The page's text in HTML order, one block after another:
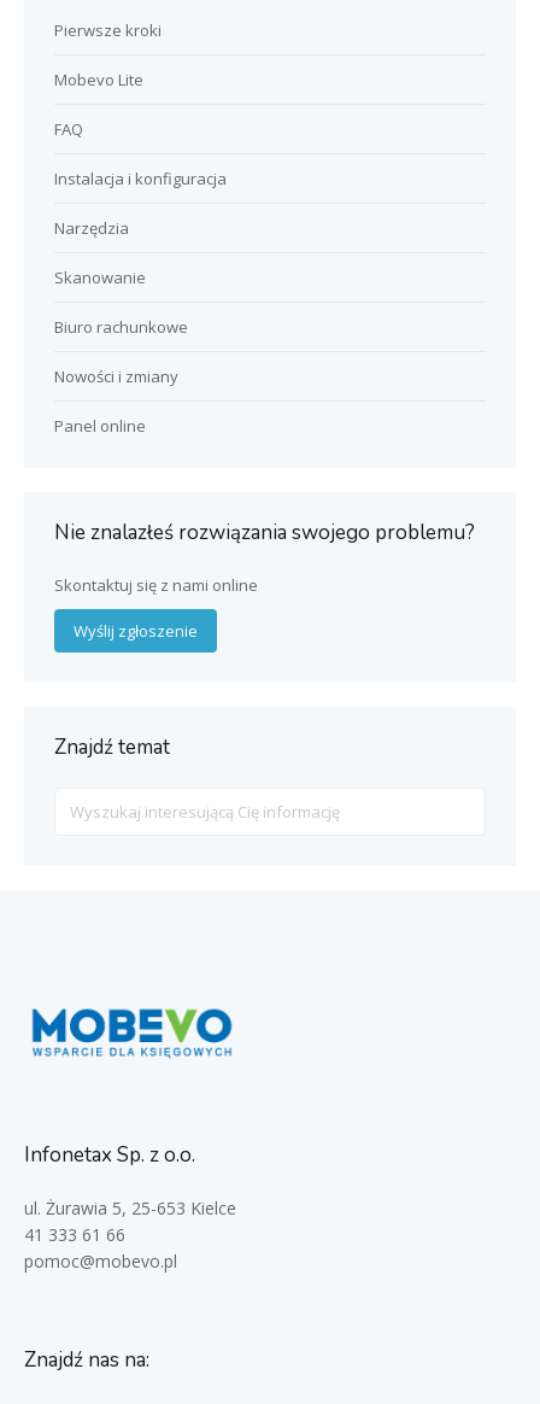
Pierwsze kroki
Mobevo Lite
FAQ
Instalacja i konfiguracja
Narzędzia
Skanowanie
Biuro rachunkowe
Nowości i zmiany
Panel online
Nie znalazłeś rozwiązania swojego problemu?
Skontaktuj się z nami online
Wyślij zgłoszenie
Znajdź temat
For
Infonetax Sp. z o.o.
ul. Żurawia 5, 25-653 Kielce
41 333 61 66
pomoc@mobevo.pl
Znajdź nas na: